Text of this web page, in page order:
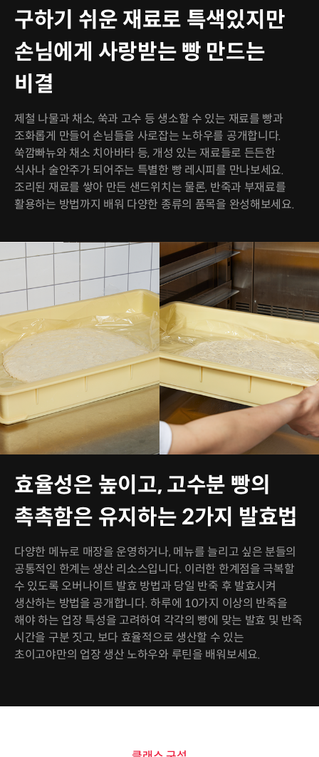
구하기 쉬운 재료로 특색있지만
손님에게 사랑받는 빵 만드는
비결
제철 나물과 채소, 쑥과 고수 등 생소할 수 있는 재료를 빵과
조화롭게 만들어 손님들을 사로잡는 노하우를 공개합니다.
쑥깜빠뉴와 채소 치아바타 등, 개성 있는 재료들로 든든한
식사나 술안주가 되어주는 특별한 빵 레시피를 만나보세요.
조리된 재료를 쌓아 만든 샌드위치는 물론, 반죽과 부재료를
활용하는 방법까지 배워 다양한 종류의 품목을 완성해보세요.
효율성은 높이고, 고수분 빵의
촉촉함은 유지하는 2가지 발효법
다양한 메뉴로 매장을 운영하거나, 메뉴를 늘리고 싶은 분들의
공통적인 한계는 생산 리소스입니다. 이러한 한계점을 극복할
수 있도록 오버나이트 발효 방법과 당일 반죽 후 발효시켜
생산하는 방법을 공개합니다. 하루에 10가지 이상의 반죽을
해야 하는 업장 특성을 고려하여 각각의 빵에 맞는 발효 및 반죽
시간을 구분 짓고, 보다 효율적으로 생산할 수 있는
초이고야만의 업장 생산 노하우와 루틴을 배워보세요.